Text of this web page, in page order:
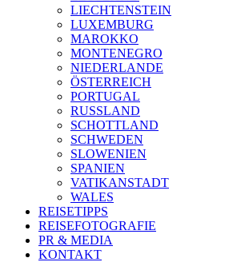
LIECHTENSTEIN
LUXEMBURG
MAROKKO
MONTENEGRO
NIEDERLANDE
ÖSTERREICH
PORTUGAL
RUSSLAND
SCHOTTLAND
SCHWEDEN
SLOWENIEN
SPANIEN
VATIKANSTADT
WALES
REISETIPPS
REISEFOTOGRAFIE
PR & MEDIA
KONTAKT